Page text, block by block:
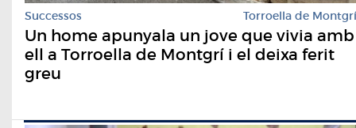
Successos Torroella de Montgrí
Un home apunyala un jove que vivia amb
ell a Torroella de Montgrí i el deixa ferit
greu